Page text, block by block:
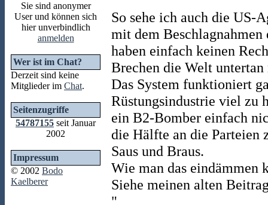
Sie sind anonymer
User und können sich
hier unverbindlich
anmelden
Wer ist im Chat?
Derzeit sind keine
Mitglieder im Chat.
Seitenzugriffe
54787155 seit Januar
2002
Impressum
© 2002 Bodo
Kaelberer
So sehe ich auch die US-
mit dem Beschlagnahmen
haben einfach keinen
Brechen die Welt untertan
Das System funktioniert
Rüstungsindustrie viel zu
ein B2-Bomber einfach
die Hälfte an die Parteien
Saus und Braus.
Wie man das eindämmen
Siehe meinen alten
"